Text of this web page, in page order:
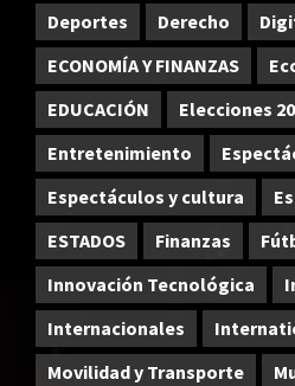
Deportes
Derecho
ECONOMÍA Y FINANZAS
EDUCACIÓN
Elecciones
Entretenimiento
Espectáculos y cultura
ESTADOS
Finanzas
Innovación Tecnológica
Internacionales
Movilidad y Transporte